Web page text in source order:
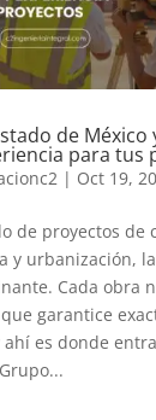
de México
para tus
| Oct 19,
de proyectos de
y urbanización,
Cada obra
garantice
ahí es donde